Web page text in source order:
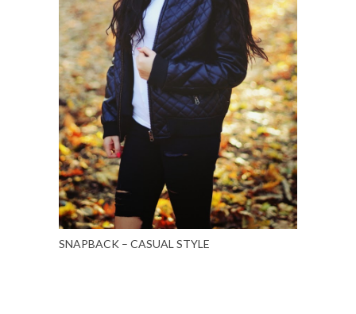
SNAPBACK – CASUAL STYLE